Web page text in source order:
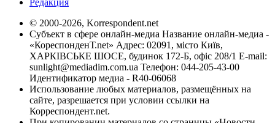
© 2000-2026, Korrespondent.net
Субъект в сфере онлайн-медиа Название онлайн-медиа -
«КореспонденТ.net» Адрес: 02091, місто Київ,
ХАРКІВСЬКЕ ШОСЕ, будинок 172-Б, офіс 208/1 E-mail:
sunlight@mediadim.com.ua Телефон: 044-205-43-00
Идентификатор медиа - R40-06068
Использование любых материалов, размещённых на
сайте, разрешается при условии ссылки на
Корреспондент.net.